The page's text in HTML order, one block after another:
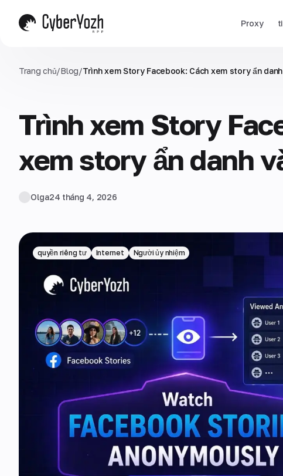
Proxy
Trang chủ/Blog/Trình xem Story Facebook: Cách xem story ẩn
Trình xem Story
xem story ẩn danh
Olga24 tháng 4, 2026
quyền riêng tư Internet Người ủy nhiệm